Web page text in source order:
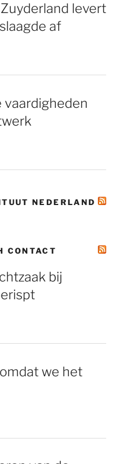
levert
af
vaardigheden
NEDERLAND
CONTACT
bij
we het